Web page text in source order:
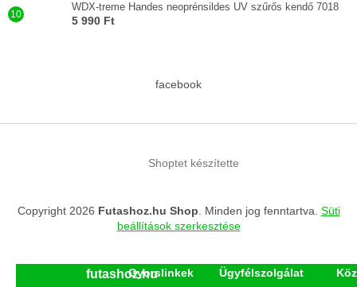
WDX-treme Handes neoprénsildes UV szűrős kendő 7018
5 990 Ft
facebook
Shoptet készítette
Copyright 2026 Futashoz.hu Shop. Minden jog fenntartva. Süti
beállítások szerkesztése
futashoz.huGyorslinkek
Ügyfélszolgálat